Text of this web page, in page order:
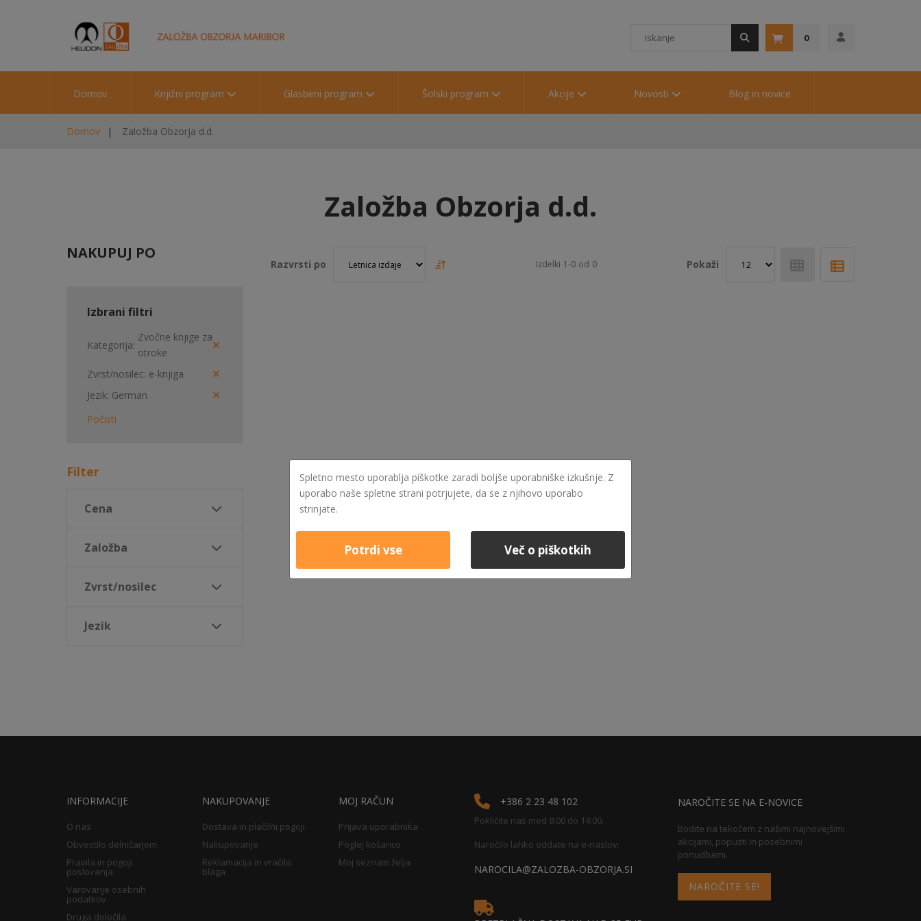
0
Domov Knjižni program Glasbeni program Šolski program Akcije Novosti Blog in novice
Domov Založba Obzorja d.d.
Založba Obzorja d.d.
Razvrsti po Izdelki 1-0 od 0 Pokaži
NAKUPUJ PO
Izbrani filtri
Kategorija
Zvočne knjige za
otroke
Zvrst/nosilec e-knjiga
Jezik German
Počisti
Filter
Cena
Založba
Zvrst/nosilec
Jezik
INFORMACIJE
O nas
Obvestilo delničarjem
Pravila in pogoji
poslovanja
Varovanje osebnih
podatkov
Druga določila
NAKUPOVANJE
Dostava in plačilni pogoji
Nakupovanje
Reklamacija in vračila
blaga
MOJ RAČUN
Prijava uporabnika
Poglej košarico
Moj seznam želja
+386 2 23 48 102
Pokličite nas med 8:00 do 14:00.
Naročilo lahko oddate na e-naslov:
NAROCILA@ZALOZBA-OBZORJA.SI
NAROČITE SE NA E-NOVICE
Bodite na tekočem z našimi najnovejšimi
akcijami, popusti in posebnimi
ponudbami.
NAROČITE SE!
Spletno mesto uporablja piškotke zaradi boljše uporabniške izkušnje. Z
uporabo naše spletne strani potrjujete, da se z njihovo uporabo
strinjate.
Potrdi vse Več o piškotkih